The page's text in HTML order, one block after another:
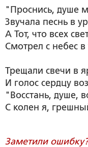
"Проснись, душе
Звучала песнь в
А Тот, что всех
Смотрел с небес в
Трещали свечи в
И голос сердцу
"Восстань, душе,
С колен я,
Заметили